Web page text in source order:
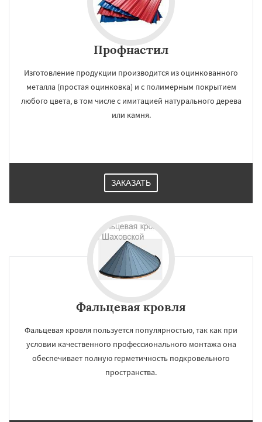
Профнастил
Изготовление продукции производится из оцинкованного
металла (простая оцинковка) и с полимерным покрытием
любого цвета, в том числе с имитацией натурального дерева
или камня.
ЗАКАЗАТЬ
Фальцевая кровля
Фальцевая кровля пользуется популярностью, так как при
условии качественного профессионального монтажа она
обеспечивает полную герметичность подкровельного
пространства.